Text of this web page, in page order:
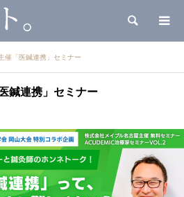
検索
催「医鍼連携」セミナー
鍼連携」セミナー